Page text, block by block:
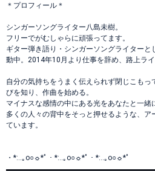
＊プロフィール＊
シンガーソングライター八島未樹。
フリーでがむしゃらに頑張ってます。
ギター弾き語り・シンガーソングライター
動中。2014年10月より仕事を辞め、路上ラ
自分の気持ちをうまく伝えられず閉じこも
びを知り、作曲を始める。
マイナスな感情の中にある光をあなたと一緒
多くの人々の背中をそっと押せるような、ア
ています。
・*:..｡o○☼*ﾟ・*:..｡o○☼*ﾟ・*:..｡o○☼*ﾟ